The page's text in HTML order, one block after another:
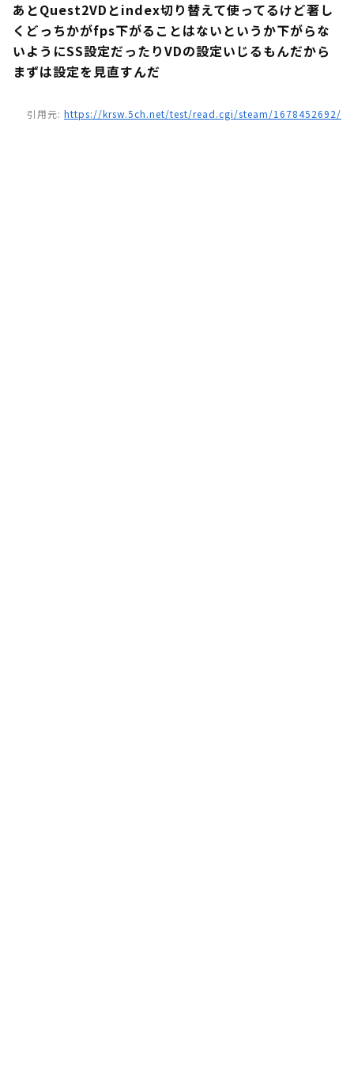
あとQuest2VDとindex切り替えて使ってるけど著し
くどっちかがfps下がることはないというか下がらな
いようにSS設定だったりVDの設定いじるもんだから
まずは設定を見直すんだ
引用元: https://krsw.5ch.net/test/read.cgi/steam/1678452692/